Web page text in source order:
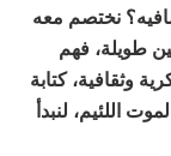
نختصم معه
طويلة، فهم
وثقافية، كتابة
اللئيم، لنبدأ